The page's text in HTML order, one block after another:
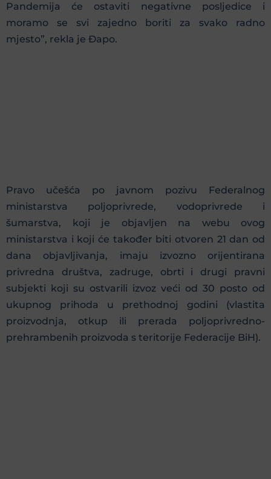
Pandemija će ostaviti negativne posljedice i
moramo se svi zajedno boriti za svako radno
mjesto”, rekla je Đapo.
Pravo učešća po javnom pozivu Federalnog
ministarstva poljoprivrede, vodoprivrede i
šumarstva, koji je objavljen na webu ovog
ministarstva i koji će također biti otvoren 21 dan od
dana objavljivanja, imaju izvozno orijentirana
privredna društva, zadruge, obrti i drugi pravni
subjekti koji su ostvarili izvoz veći od 30 posto od
ukupnog prihoda u prethodnoj godini (vlastita
proizvodnja, otkup ili prerada poljoprivredno-
prehrambenih proizvoda s teritorije Federacije BiH).